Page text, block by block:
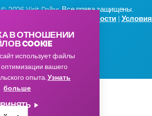
© 2026 Visit Dallas. Все права защищены.
Политика конфиденциальности |
В ОТНОШЕНИИ
COOKIE
использует файлы
вашего
опыта.Узнать
больше